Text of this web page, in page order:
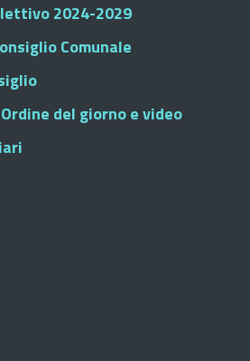
2024-2029
Comunale
del giorno e video